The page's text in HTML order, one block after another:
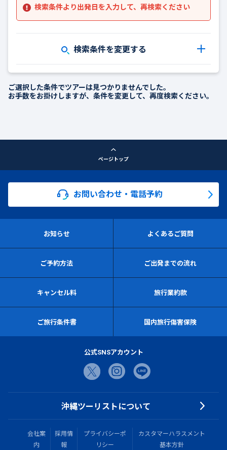
検索条件より出発日を入力して、再検索ください
検索条件を変更する
ご選択した条件でツアーは見つかりませんでした。
お手数をお掛けしますが、条件を変更して、再度検索ください。
ページトップ
お問い合わせ・電話予約
お知らせ よくあるご質問
ご予約方法 ご出発までの流れ
キャンセル料 旅行業約款
ご旅行条件書 国内旅行傷害保険
公式SNSアカウント
沖縄ツーリストについて
会社案
内
採用情
報
プライバシーポ
リシー
カスタマーハラスメント
基本方針